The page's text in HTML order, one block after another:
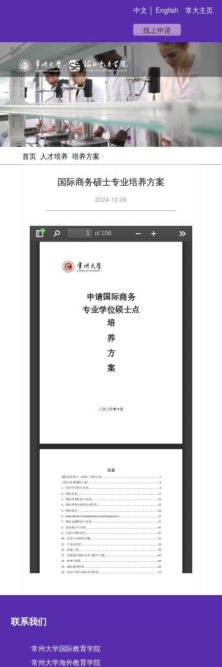
中文 English
常大主页
线上申请
首页 人才培养 培养方案
国际商务硕士专业培养方案
2024-12-09
联系我们
常州大学国际教育学院
常州大学海外教育学院